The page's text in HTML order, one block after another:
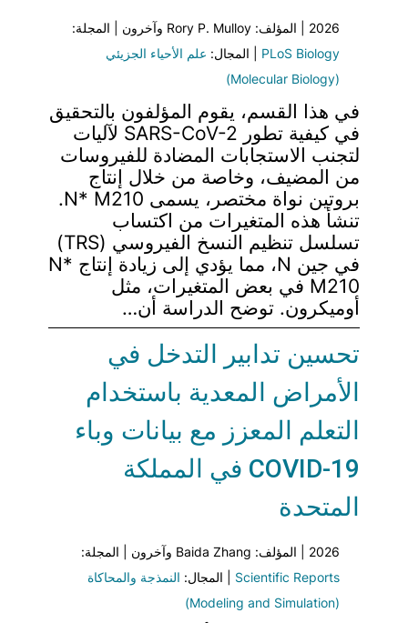
2026 | المؤلف: Rory P. Mulloy وآخرون | المجلة:
PLoS Biology | المجال: علم الأحياء الجزيئي
(Molecular Biology)
في هذا القسم، يقوم المؤلفون بالتحقيق
في كيفية تطور SARS-CoV-2 لآليات
لتجنب الاستجابات المضادة للفيروسات
من المضيف، وخاصة من خلال إنتاج
بروتين نواة مختصر، يسمى N* M210.
تنشأ هذه المتغيرات من اكتساب
تسلسل تنظيم النسخ الفيروسي (TRS)
في جين N، مما يؤدي إلى زيادة إنتاج N*
M210 في بعض المتغيرات، مثل
أوميكرون. توضح الدراسة أن…
تحسين تدابير التدخل في
الأمراض المعدية باستخدام
التعلم المعزز مع بيانات وباء
COVID-19 في المملكة
المتحدة
2026 | المؤلف: Baida Zhang وآخرون | المجلة:
Scientific Reports | المجال: النمذجة والمحاكاة
(Modeling and Simulation)